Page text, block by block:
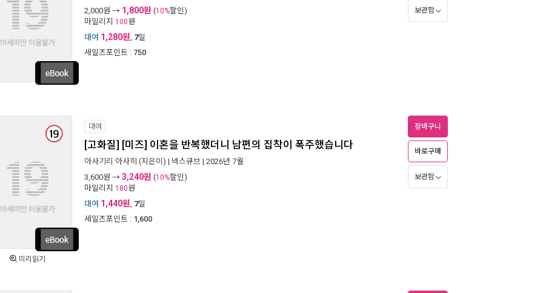
2,000원 → 1,800원 (10%할인)
마일리지 100원
대여 1,280원, 7일
세일즈포인트 : 750
보관함
미리읽기
대여
[고화질] [미즈] 이혼을 반복했더니 남편의 집착이 폭주했습니다
아사기리 아사히 (지은이) | 넥스큐브 | 2026년 7월
3,600원 → 3,240원 (10%할인)
마일리지 180원
대여 1,440원, 7일
세일즈포인트 : 1,600
장바구니
바로구매
보관함